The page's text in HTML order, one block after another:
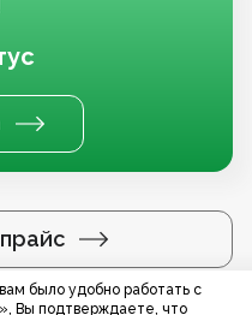
было удобно работать с
Вы подтверждаете, что